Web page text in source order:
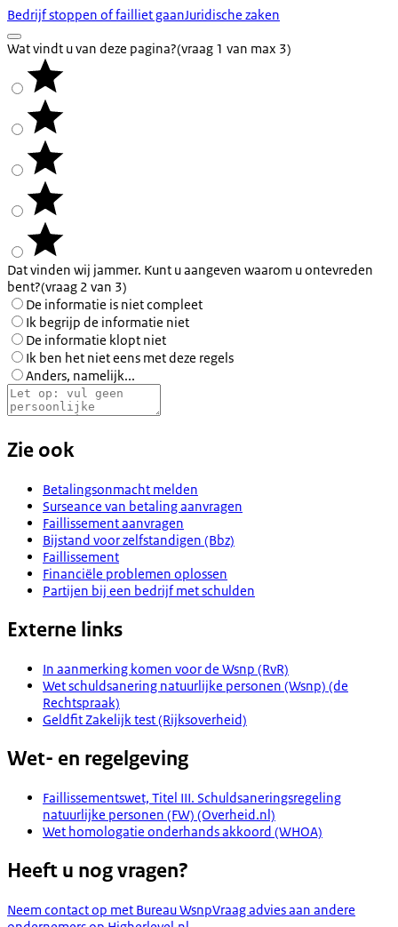
Bedrijf stoppen of failliet gaanJuridische zaken
Wat vindt u van deze pagina?(vraag 1 van max 3)
Dat vinden wij jammer. Kunt u aangeven waarom u ontevreden
bent?(vraag 2 van 3)
De informatie is niet compleet
Ik begrijp de informatie niet
De informatie klopt niet
Ik ben het niet eens met deze regels
Anders, namelijk...
Zie ook
Betalingsonmacht melden
Surseance van betaling aanvragen
Faillissement aanvragen
Bijstand voor zelfstandigen (Bbz)
Faillissement
Financiële problemen oplossen
Partijen bij een bedrijf met schulden
Externe links
In aanmerking komen voor de Wsnp (RvR)
Wet schuldsanering natuurlijke personen (Wsnp) (de
Rechtspraak)
Geldfit Zakelijk test (Rijksoverheid)
Wet- en regelgeving
Faillissementswet, Titel III. Schuldsaneringsregeling
natuurlijke personen (FW) (Overheid.nl)
Wet homologatie onderhands akkoord (WHOA)
Heeft u nog vragen?
Neem contact op met Bureau WsnpVraag advies aan andere